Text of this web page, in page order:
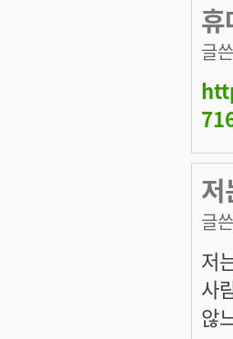
글
글
저
사
않